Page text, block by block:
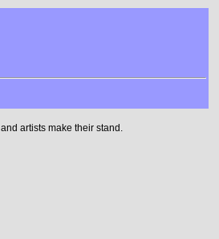
artists make their stand.